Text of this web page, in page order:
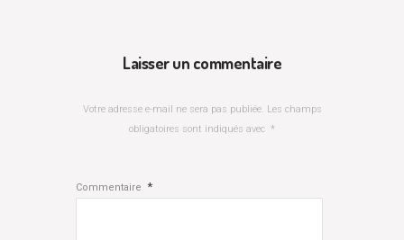
Laisser un commentaire
Votre adresse e-mail ne sera pas publiée. Les champs
obligatoires sont indiqués avec *
Commentaire *